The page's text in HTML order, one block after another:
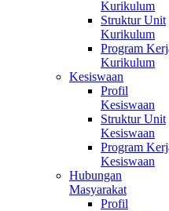
Kurikulum
Struktur Unit
Kurikulum
Program
Kurikulum
Kesiswaan
Profil
Kesiswaan
Struktur Unit
Kesiswaan
Program
Kesiswaan
Hubungan
Masyarakat
Profil